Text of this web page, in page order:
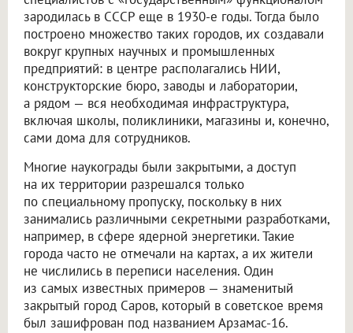
зародилась в СССР еще в 1930-е годы. Тогда было
построено множество таких городов, их создавали
вокруг крупных научных и промышленных
предприятий: в центре располагались НИИ,
конструкторские бюро, заводы и лаборатории,
а рядом — вся необходимая инфраструктура,
включая школы, поликлиники, магазины и, конечно,
сами дома для сотрудников.
Многие наукограды были закрытыми, а доступ
на их территории разрешался только
по специальному пропуску, поскольку в них
занимались различными секретными разработками,
например, в сфере ядерной энергетики. Такие
города часто не отмечали на картах, а их жители
не числились в переписи населения. Один
из самых известных примеров — знаменитый
закрытый город Саров, который в советское время
был зашифрован под названием Арзамас-16.